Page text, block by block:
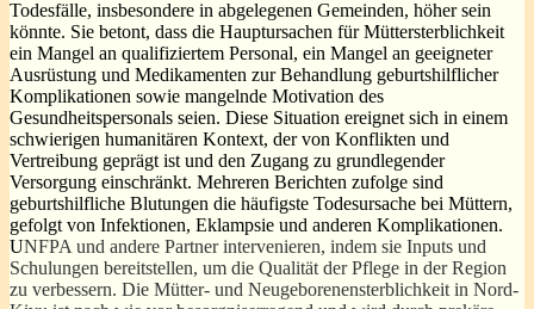
Todesfälle, insbesondere in abgelegenen Gemeinden, höher sein
könnte. Sie betont, dass die Hauptursachen für Müttersterblichkeit
ein Mangel an qualifiziertem Personal, ein Mangel an geeigneter
Ausrüstung und Medikamenten zur Behandlung geburtshilflicher
Komplikationen sowie mangelnde Motivation des
Gesundheitspersonals seien. Diese Situation ereignet sich in einem
schwierigen humanitären Kontext, der von Konflikten und
Vertreibung geprägt ist und den Zugang zu grundlegender
Versorgung einschränkt. Mehreren Berichten zufolge sind
geburtshilfliche Blutungen die häufigste Todesursache bei Müttern,
gefolgt von Infektionen, Eklampsie und anderen Komplikationen.
UNFPA und andere Partner intervenieren, indem sie Inputs und
Schulungen bereitstellen, um die Qualität der Pflege in der Region
zu verbessern. Die Mütter- und Neugeborenensterblichkeit in Nord-